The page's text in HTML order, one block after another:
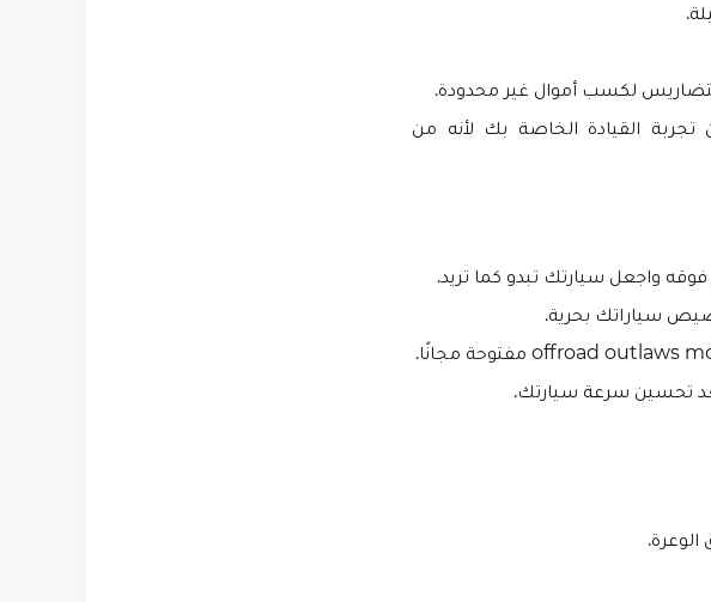
لكسب أموال غير محدودة.
القيادة الخاصة بك لأنه من
فوقه واجعل سيارتك تبدو كما تريد.
سياراتك بحرية.
تحسين سرعة سيارتك.